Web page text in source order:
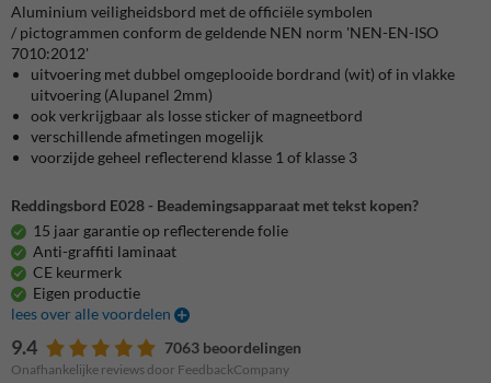
Aluminium veiligheidsbord met de officiële symbolen
/ pictogrammen conform de geldende NEN norm 'NEN-EN-ISO
7010:2012'
uitvoering met dubbel omgeplooide bordrand (wit) of in vlakke
uitvoering (Alupanel 2mm)
ook verkrijgbaar als losse sticker of magneetbord
verschillende afmetingen mogelijk
voorzijde geheel reflecterend klasse 1 of klasse 3
Reddingsbord E028 - Beademingsapparaat met tekst kopen?
15 jaar garantie op reflecterende folie
Anti-graffiti laminaat
CE keurmerk
Eigen productie
lees over alle voordelen
9.4 7063 beoordelingen
Onafhankelijke reviews door FeedbackCompany